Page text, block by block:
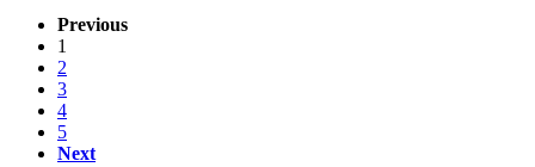
Previous
1
2
3
4
5
Next